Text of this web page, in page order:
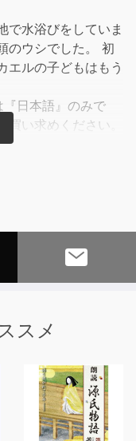
で水浴びをしていま
のウシでした。 初
エルの子どもはもう
日本語』のみで
い求めください。
す。別売りのイラ
スメ